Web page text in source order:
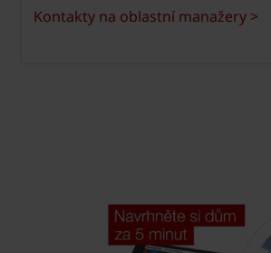
Kontakty na oblastní manažery >